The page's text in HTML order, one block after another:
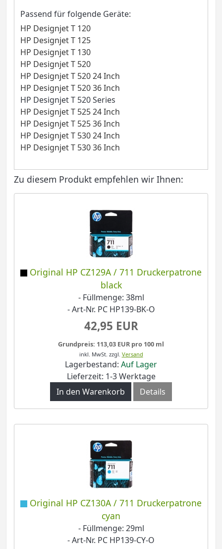
Passend für folgende Geräte:
HP Designjet T 120
HP Designjet T 125
HP Designjet T 130
HP Designjet T 520
HP Designjet T 520 24 Inch
HP Designjet T 520 36 Inch
HP Designjet T 520 Series
HP Designjet T 525 24 Inch
HP Designjet T 525 36 Inch
HP Designjet T 530 24 Inch
HP Designjet T 530 36 Inch
Zu diesem Produkt empfehlen wir Ihnen:
Original HP CZ129A / 711 Druckerpatrone
black
- Füllmenge: 38ml
- Art-Nr. PC HP139-BK-O
42,95 EUR
Grundpreis: 113,03 EUR pro 100 ml
inkl. MwSt. zzgl. Versand
Lagerbestand: Auf Lager
Lieferzeit: 1-3 Werktage
In den Warenkorb
Details
Original HP CZ130A / 711 Druckerpatrone
cyan
- Füllmenge: 29ml
- Art-Nr. PC HP139-CY-O